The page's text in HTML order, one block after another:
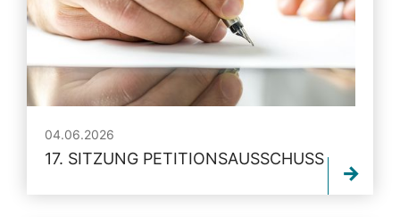
04.06.2026
17. SITZUNG PETITIONSAUSSCHUSS